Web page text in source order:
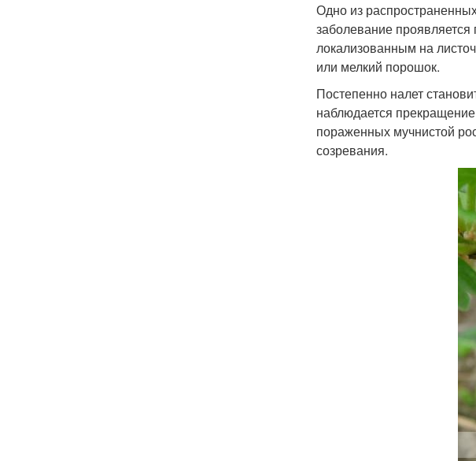
Одно из
заболевание
локализованным на
или мелкий порошок.
Постепенно налет
наблюдается
пораженных мучнистой
созревания.